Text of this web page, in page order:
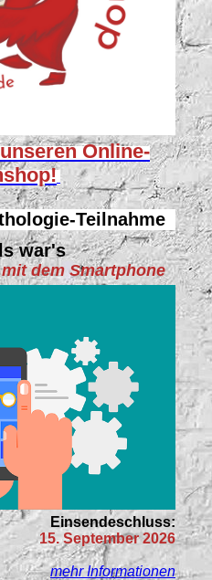
Online-
Teilnahme
war's
dem Smartphone
Einsendeschluss:
15. September 2026
mehr Informationen